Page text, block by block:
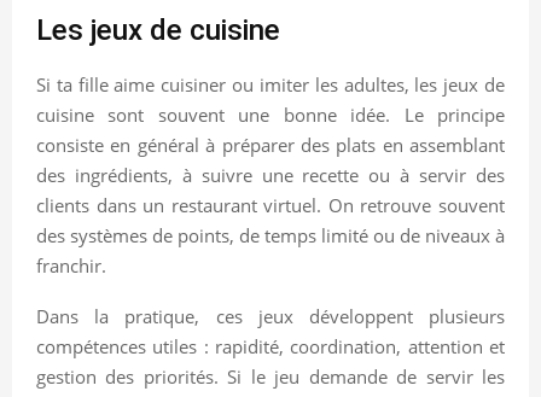
Les jeux de cuisine
Si ta fille aime cuisiner ou imiter les adultes, les jeux de
cuisine sont souvent une bonne idée. Le principe
consiste en général à préparer des plats en assemblant
des ingrédients, à suivre une recette ou à servir des
clients dans un restaurant virtuel. On retrouve souvent
des systèmes de points, de temps limité ou de niveaux à
franchir.
Dans la pratique, ces jeux développent plusieurs
compétences utiles : rapidité, coordination, attention et
gestion des priorités. Si le jeu demande de servir les